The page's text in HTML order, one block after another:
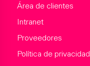
Área de clientes
Intranet
Proveedores
Política de privacidad